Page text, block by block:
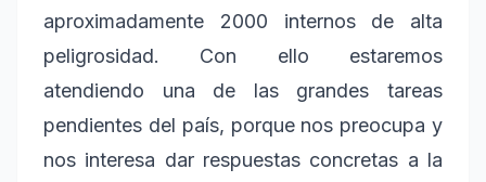
aproximadamente 2000 internos de alta
peligrosidad. Con ello estaremos
atendiendo una de las grandes tareas
pendientes del país, porque nos preocupa y
nos interesa dar respuestas concretas a la